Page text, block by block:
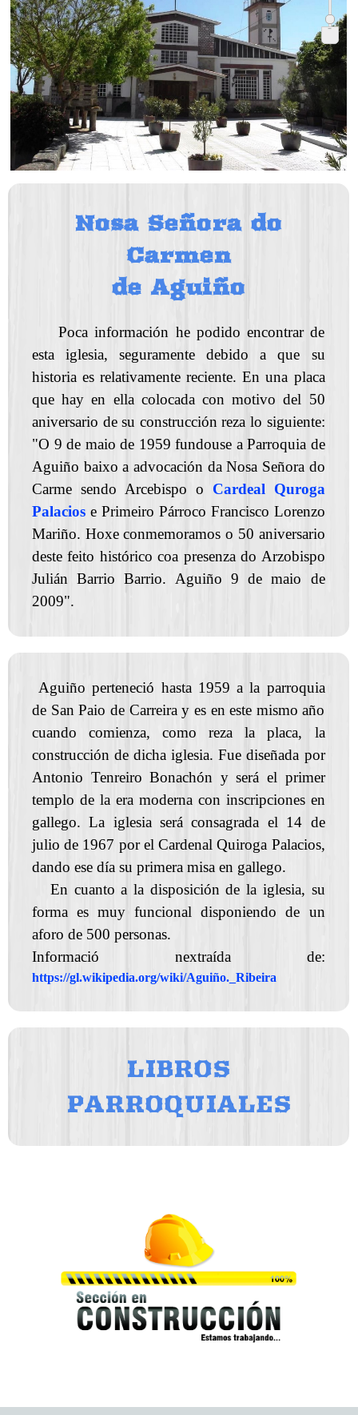
-
Nosa Señora do
Carmen
de Aguiño
Poca información he podido encontrar de
esta iglesia, seguramente debido a que su
historia es relativamente reciente. En una placa
que hay en ella colocada con motivo del 50
aniversario de su construcción reza lo siguiente:
"O 9 de maio de 1959 fundouse a Parroquia de
Aguiño baixo a advocación da Nosa Señora do
Carme sendo Arcebispo o Cardeal Quroga
Palacios e Primeiro Párroco Francisco Lorenzo
Mariño. Hoxe conmemoramos o 50 aniversario
deste feito histórico coa presenza do Arzobispo
Julián Barrio Barrio. Aguiño 9 de maio de
2009".
Aguiño perteneció hasta 1959 a la parroquia
de San Paio de Carreira y es en este mismo año
cuando comienza, como reza la placa, la
construcción de dicha iglesia. Fue diseñada por
Antonio Tenreiro Bonachón y será el primer
templo de la era moderna con inscripciones en
gallego. La iglesia será consagrada el 14 de
julio de 1967 por el Cardenal Quiroga Palacios,
dando ese día su primera misa en gallego.
En cuanto a la disposición de la iglesia, su
forma es muy funcional disponiendo de un
aforo de 500 personas.
Informació nextraída de:
https://gl.wikipedia.org/wiki/Aguiño._Ribeira
LIBROS
PARROQUIALES